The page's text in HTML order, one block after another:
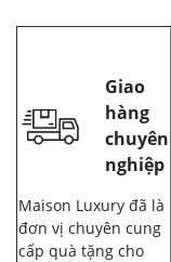
Giao
hàng
chuyên
nghiệp
Maison Luxury đã là
đơn vị chuyên cung
cấp quà tặng cho